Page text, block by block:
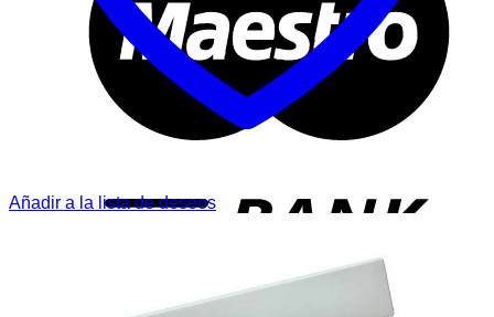
Añadir a la lista de deseos